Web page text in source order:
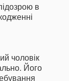
в
чоловік
Його